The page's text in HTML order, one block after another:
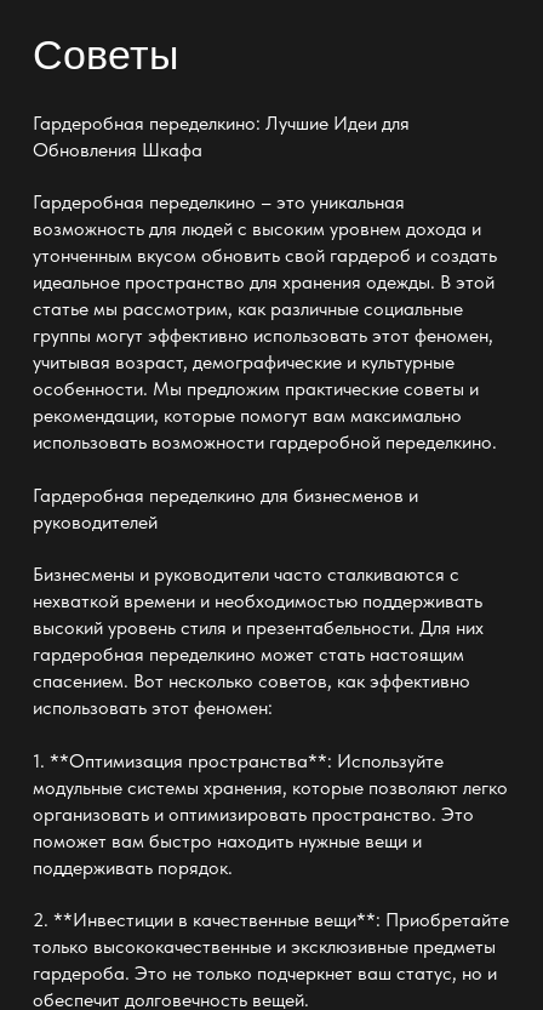
Советы
Гардеробная переделкино: Лучшие Идеи для
Обновления Шкафа
Гардеробная переделкино – это уникальная
возможность для людей с высоким уровнем дохода и
утонченным вкусом обновить свой гардероб и создать
идеальное пространство для хранения одежды. В этой
статье мы рассмотрим, как различные социальные
группы могут эффективно использовать этот феномен,
учитывая возраст, демографические и культурные
особенности. Мы предложим практические советы и
рекомендации, которые помогут вам максимально
использовать возможности гардеробной переделкино.
Гардеробная переделкино для бизнесменов и
руководителей
Бизнесмены и руководители часто сталкиваются с
нехваткой времени и необходимостью поддерживать
высокий уровень стиля и презентабельности. Для них
гардеробная переделкино может стать настоящим
спасением. Вот несколько советов, как эффективно
использовать этот феномен:
1. **Оптимизация пространства**: Используйте
модульные системы хранения, которые позволяют легко
организовать и оптимизировать пространство. Это
поможет вам быстро находить нужные вещи и
поддерживать порядок.
2. **Инвестиции в качественные вещи**: Приобретайте
только высококачественные и эксклюзивные предметы
гардероба. Это не только подчеркнет ваш статус, но и
обеспечит долговечность вещей.